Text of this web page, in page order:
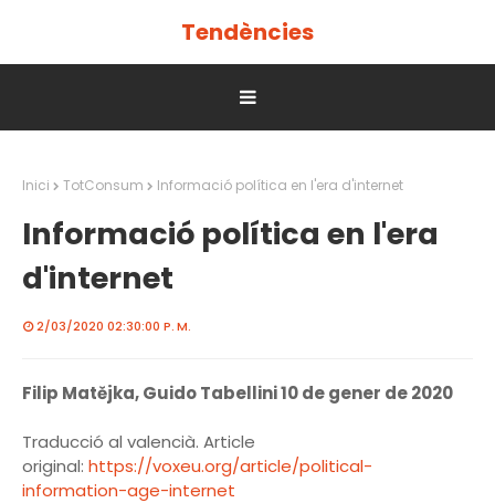
Tendències
Inici TotConsum Informació política en l'era d'internet
Informació política en l'era
d'internet
2/03/2020 02:30:00 P. M.
Filip Matějka, Guido Tabellini 10 de gener de 2020
Traducció al valencià. Article
original: https://voxeu.org/article/political-
information-age-internet